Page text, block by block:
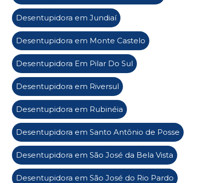
Desentupidora em Jundiaí
Desentupidora em Monte Castelo
Desentupidora Em Pilar Do Sul
Desentupidora em Riversul
Desentupidora em Rubinéia
Desentupidora em Santo Antônio de Posse
Desentupidora em São José da Bela Vista
Desentupidora em São José do Rio Pardo